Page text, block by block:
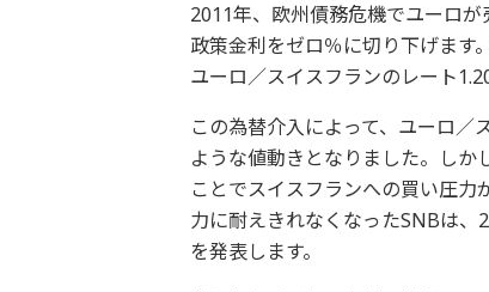
2011年、欧州債務危機でユーロ
政策金利をゼロ％に切り下げます
ユーロ／スイスフランのレート
この為替介入によって、ユーロ／
ような値動きとなりました。しか
ことでスイスフランへの買い圧
力に耐えきれなくなったSNBは、
を発表します。